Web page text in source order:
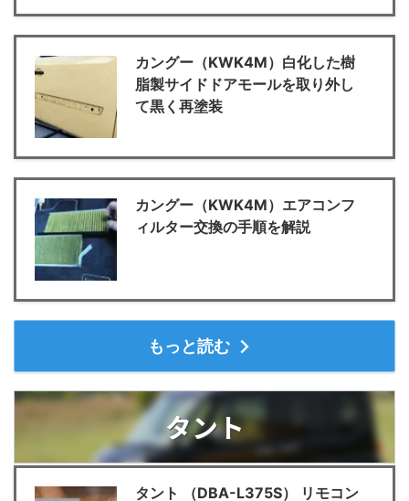
カングー（KWK4M）白化した樹
脂製サイドドアモールを取り外し
て黒く再塗装
カングー（KWK4M）エアコンフ
ィルター交換の手順を解説
もっと読む
タント
タント （DBA-L375S） リモコン